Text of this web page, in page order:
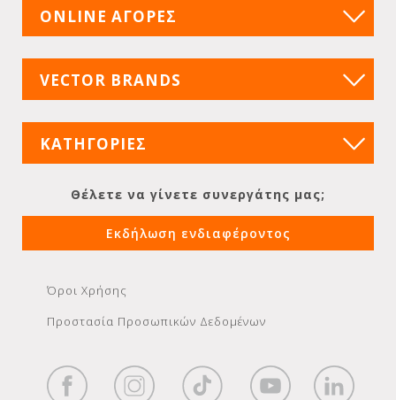
ONLINE ΑΓΟΡΕΣ
VECTOR BRANDS
ΚΑΤΗΓΟΡΙΕΣ
Θέλετε να γίνετε συνεργάτης μας;
Εκδήλωση ενδιαφέροντος
Όροι Χρήσης
Προστασία Προσωπικών Δεδομένων